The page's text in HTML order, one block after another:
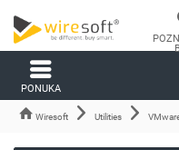
PONUKA
Wiresoft Utilities